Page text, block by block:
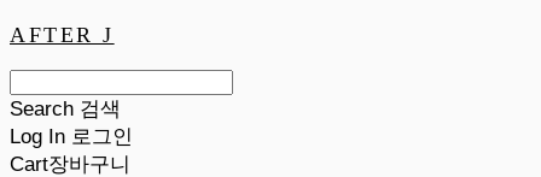
AFTER J
Search 검색
Log In 로그인
Cart장바구니